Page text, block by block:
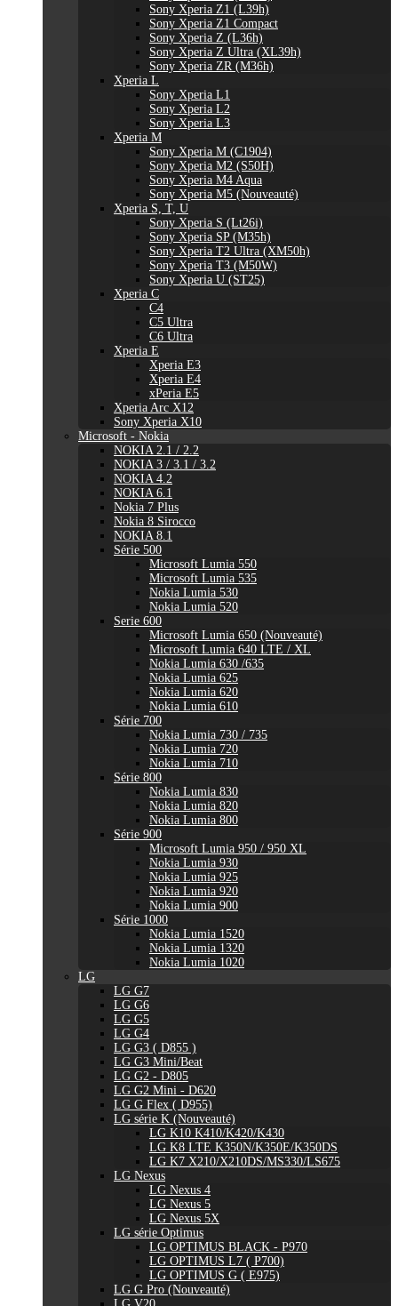
Sony Xperia Z1 (L39h)
Sony Xperia Z1 Compact
Sony Xperia Z (L36h)
Sony Xperia Z Ultra (XL39h)
Sony Xperia ZR (M36h)
Xperia L
Sony Xperia L1
Sony Xperia L2
Sony Xperia L3
Xperia M
Sony Xperia M (C1904)
Sony Xperia M2 (S50H)
Sony Xperia M4 Aqua
Sony Xperia M5 (Nouveauté)
Xperia S, T, U
Sony Xperia S (Lt26i)
Sony Xperia SP (M35h)
Sony Xperia T2 Ultra (XM50h)
Sony Xperia T3 (M50W)
Sony Xperia U (ST25)
Xperia C
C4
C5 Ultra
C6 Ultra
Xperia E
Xperia E3
Xperia E4
xPeria E5
Xperia Arc X12
Sony Xperia X10
Microsoft - Nokia
NOKIA 2.1 / 2.2
NOKIA 3 / 3.1 / 3.2
NOKIA 4.2
NOKIA 6.1
Nokia 7 Plus
Nokia 8 Sirocco
NOKIA 8.1
Série 500
Microsoft Lumia 550
Microsoft Lumia 535
Nokia Lumia 530
Nokia Lumia 520
Serie 600
Microsoft Lumia 650 (Nouveauté)
Microsoft Lumia 640 LTE / XL
Nokia Lumia 630 /635
Nokia Lumia 625
Nokia Lumia 620
Nokia Lumia 610
Série 700
Nokia Lumia 730 / 735
Nokia Lumia 720
Nokia Lumia 710
Série 800
Nokia Lumia 830
Nokia Lumia 820
Nokia Lumia 800
Série 900
Microsoft Lumia 950 / 950 XL
Nokia Lumia 930
Nokia Lumia 925
Nokia Lumia 920
Nokia Lumia 900
Série 1000
Nokia Lumia 1520
Nokia Lumia 1320
Nokia Lumia 1020
LG
LG G7
LG G6
LG G5
LG G4
LG G3 ( D855 )
LG G3 Mini/Beat
LG G2 - D805
LG G2 Mini - D620
LG G Flex ( D955)
LG série K (Nouveauté)
LG K10 K410/K420/K430
LG K8 LTE K350N/K350E/K350DS
LG K7 X210/X210DS/MS330/LS675
LG Nexus
LG Nexus 4
LG Nexus 5
LG Nexus 5X
LG série Optimus
LG OPTIMUS BLACK - P970
LG OPTIMUS L7 ( P700)
LG OPTIMUS G ( E975)
LG G Pro (Nouveauté)